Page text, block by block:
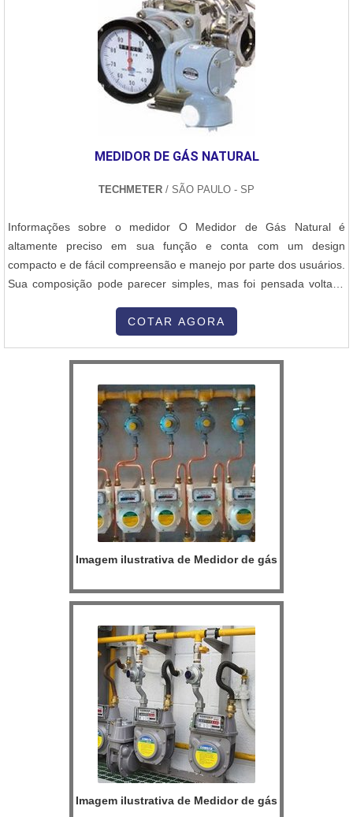
MEDIDOR DE GÁS NATURAL
TECHMETER / SÃO PAULO - SP
Informações sobre o medidor O Medidor de Gás Natural é
altamente preciso em sua função e conta com um design
compacto e de fácil compreensão e manejo por parte dos usuários.
Sua composição pode parecer simples, mas foi pensada voltada
é ideal para medições precisas de consumo e fornecimento de
processo de fabricaç...
COTAR AGORA
Imagem ilustrativa de Medidor de gás
Imagem ilustrativa de Medidor de gás